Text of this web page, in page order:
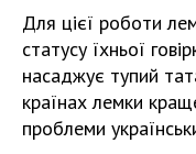
Для цієї роботи
статусу їхньої
насаджує тупий
країнах лемки
проблеми